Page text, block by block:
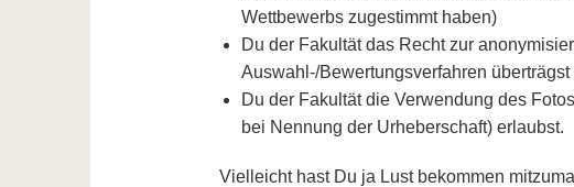
Wettbewerbs zugestimmt haben)
Du der Fakultät das Recht zur
Auswahl-/Bewertungsverfahren überträgst
Du der Fakultät die Verwendung des
bei Nennung der Urheberschaft) erlaubst.
Vielleicht hast Du ja Lust bekommen